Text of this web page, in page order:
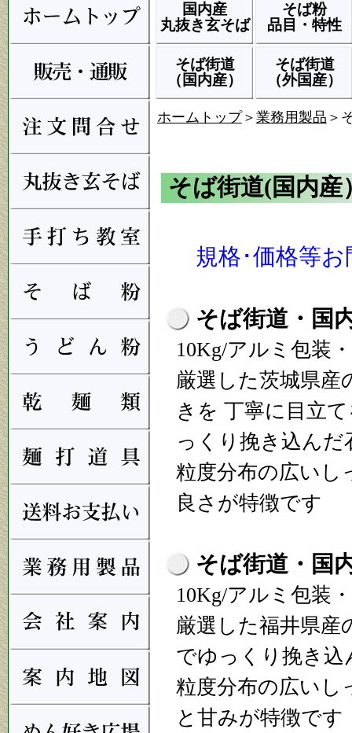
国内産
丸抜き玄そば
そば粉
品目・特性
そば街道
（国内産）
そば街道
（外国産）
ホームトップ＞ 業務用製品 ＞
そば街道(国内産
規格･価格等
そば街道・国
10Kg/アルミ包装
厳選した茨城県産
きを 丁寧に目立
っくり挽き込んだ
粒度分布の広いし
良さが特徴です
そば街道・国
10Kg/アルミ包装
厳選した福井県産
でゆっくり挽き込
粒度分布の広いし
と甘みが特徴です